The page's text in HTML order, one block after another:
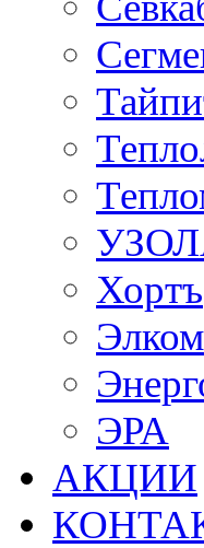
Хортъ
Элком
ЭРА
АКЦИИ